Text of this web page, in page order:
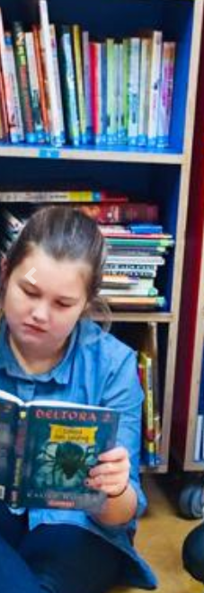
Previous